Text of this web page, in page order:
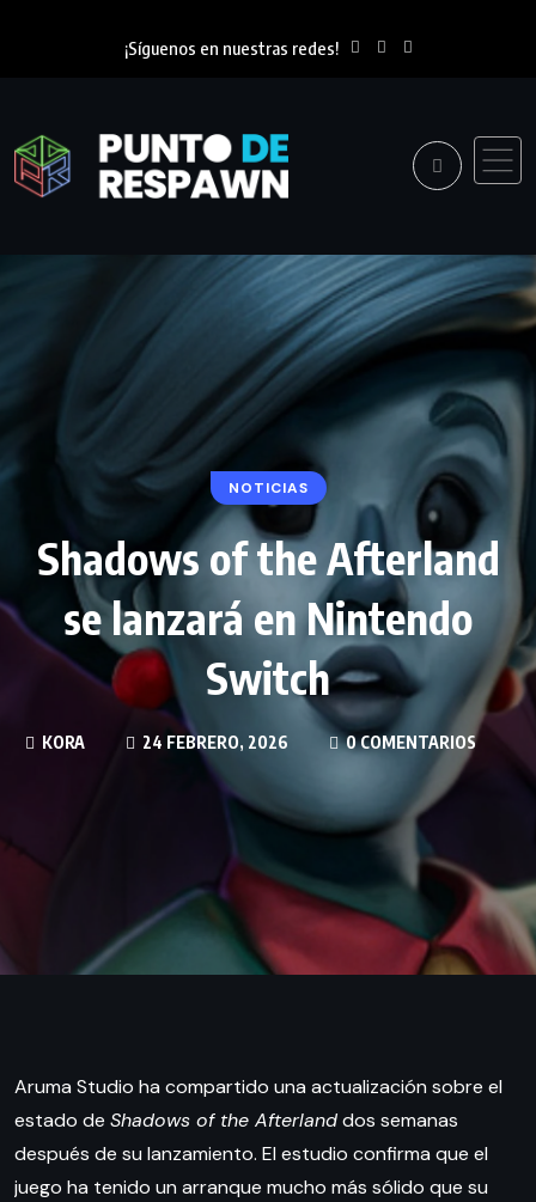
¡Síguenos en nuestras redes!
NOTICIAS
Shadows of the Afterland
se lanzará en Nintendo
Switch
KORA 24 FEBRERO, 2026 0 COMENTARIOS
Aruma Studio ha compartido una actualización sobre el
estado de Shadows of the Afterlanddos semanas
después de su lanzamiento. El estudio confirma que el
juego ha tenido un arranque mucho más sólido que su